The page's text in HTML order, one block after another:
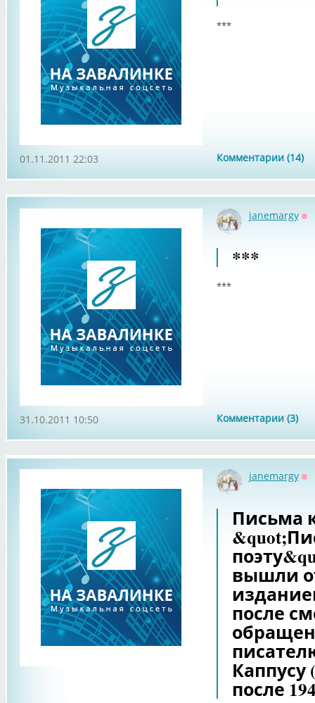
***
Комментарии (14)
01.11.2011 22:03
janemargy
***
***
Комментарии (3)
31.10.2011 10:50
janemargy
Письма
вышли
после
Каппусу
после